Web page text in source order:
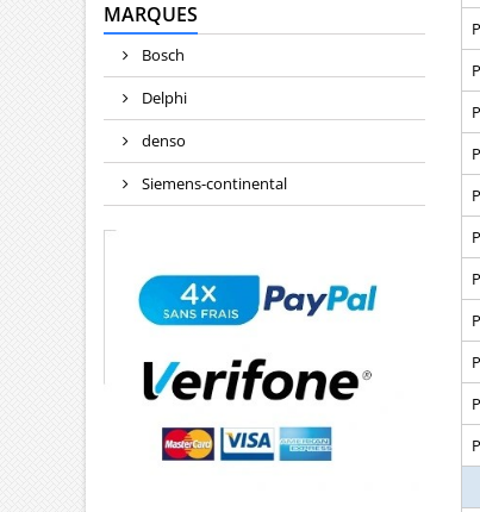
MARQUES
Bosch
Delphi
denso
Siemens-continental